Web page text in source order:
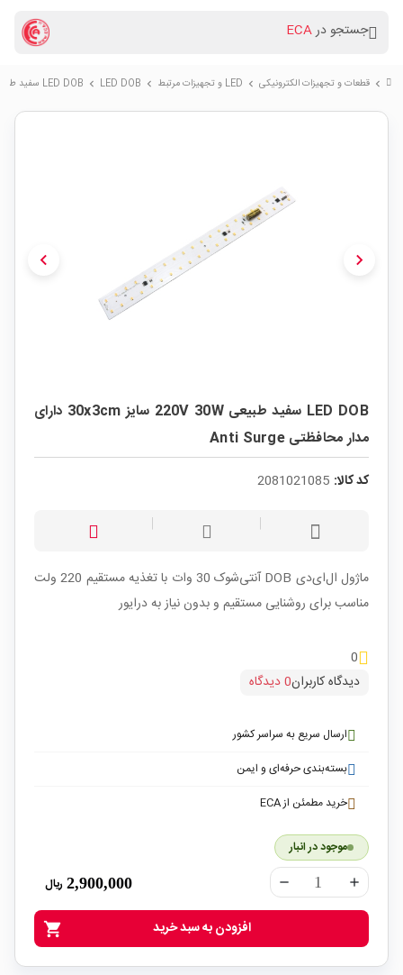
جستجو درECA
chevron_right قطعات و تجهیزات الکترونیکی chevron_right LED و تجهیزات مرتبط chevron_right
LED DOB
chevron_right LED DOB سفید طبیعی 220V 30W سایز 30x3cm دارای مدار محافظتی Anti Surge
chevron_left chevron_right
LED DOB سفید طبیعی 220V 30W سایز 30x3cm دارای
مدار محافظتی Anti Surge
کد کالا: 2081021085
ماژول ال‌ای‌دی DOB آنتی‌شوک 30 وات با تغذیه مستقیم 220 ولت
مناسب برای روشنایی مستقیم و بدون نیاز به درایور
0
دیدگاه کاربران0 دیدگاه
ارسال سریع به سراسر کشور
بسته‌بندی حرفه‌ای و ایمن
خرید مطمئن از ECA
موجود در انبار
remove add
2,900,000 ریال
shopping_cart افزودن به سبد خرید